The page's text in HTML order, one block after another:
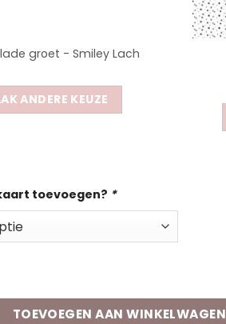
groet - Smiley Lach
ANDERE KEUZE
toevoegen? *
| Tante aantal
TOEVOEGEN AAN WINKELWAGEN